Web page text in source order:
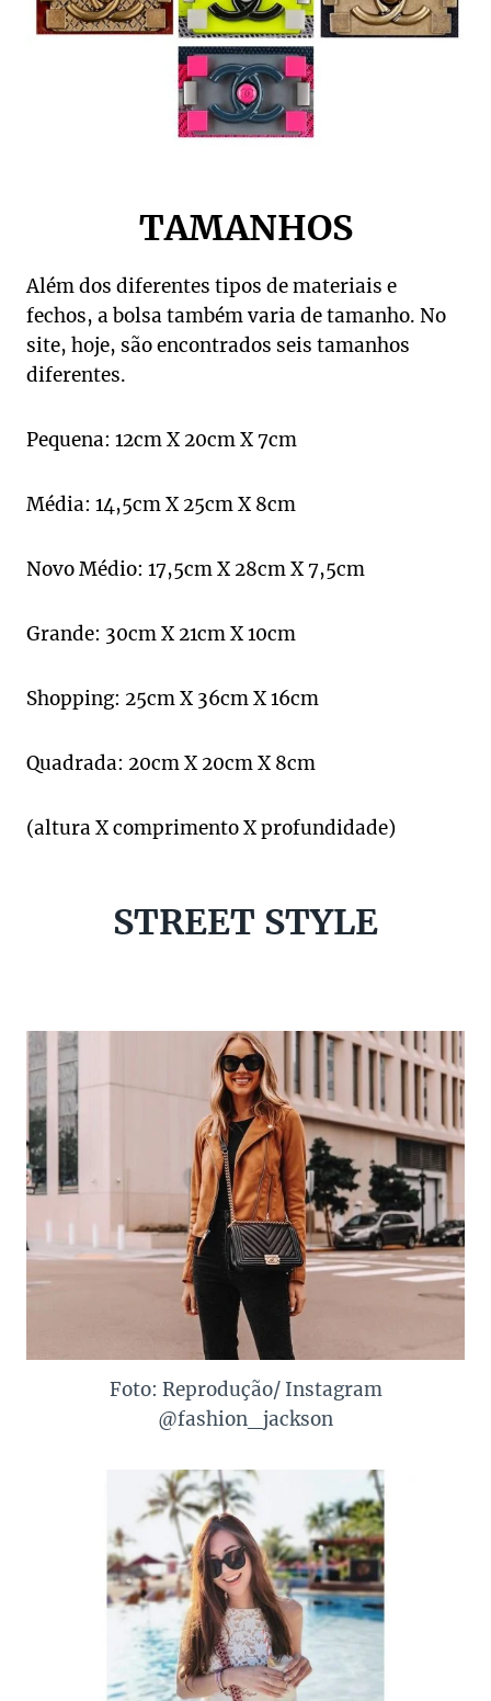
TAMANHOS
Além dos diferentes tipos de materiais e
fechos, a bolsa também varia de tamanho. No
site, hoje, são encontrados seis tamanhos
diferentes.
Pequena: 12cm X 20cm X 7cm
Média: 14,5cm X 25cm X 8cm
Novo Médio: 17,5cm X 28cm X 7,5cm
Grande: 30cm X 21cm X 10cm
Shopping: 25cm X 36cm X 16cm
Quadrada: 20cm X 20cm X 8cm
(altura X comprimento X profundidade)
STREET STYLE
Foto: Reprodução/ Instagram
@fashion_jackson